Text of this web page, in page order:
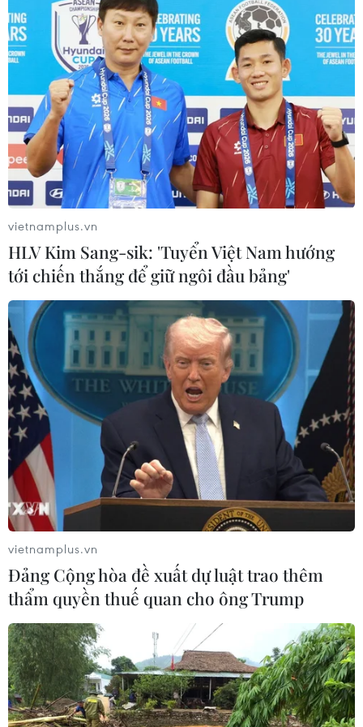
Thị trường bất động sản: Giá nhà
chưa hạ, người mua chọn lọc hơn
23/07/2026 08:48
Quảng Ninh xử lý nghiêm hành vi
nhũng nhiễu trong giải quyết thủ tục
đất đai
22/07/2026 11:11
Đà Nẵng hoàn thành tháo gỡ gần
2.000 dự án tồn đọng, khơi thông
nguồn lực đất đai
21/07/2026 12:06
Lấy ý kiến dự án Luật Đất đai (sửa
đổi) để báo cáo Thủ tướng Chính phủ
21/07/2026 06:47
Hà Nội thúc đẩy phát triển nhà ở xã
hội giai đoạn 2026-2030
20/07/2026 13:59
Cần Thơ: Siết trách nhiệm cá nhân,
tập thể để trụ sở, nhà đất dôi dư tồn
đọng
16/07/2026 10:48
vietnamplus.vn
HLV Kim Sang-sik: 'Tuyển Việt Nam hướng
tới chiến thắng để giữ ngôi đầu bảng'
vietnamplus.vn
Đảng Cộng hòa đề xuất dự luật trao thêm
thẩm quyền thuế quan cho ông Trump